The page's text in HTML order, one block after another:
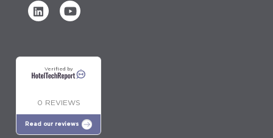
Verified by
0 REVIEWS
Read our reviews